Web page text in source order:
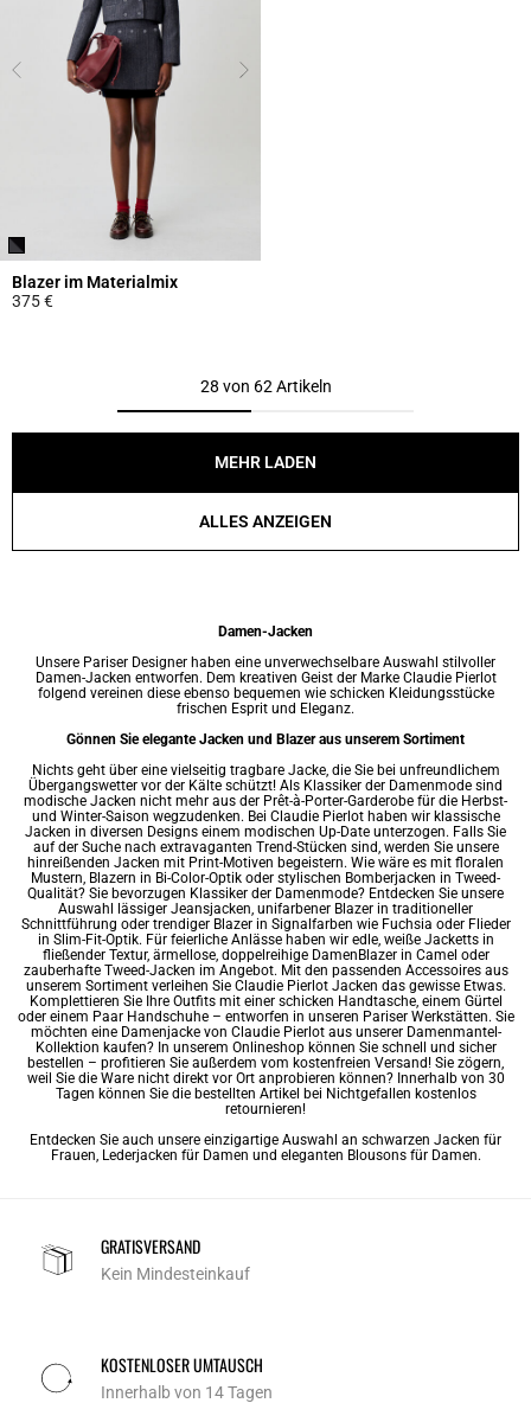
Blazer im Materialmix
375 €
28 von 62 Artikeln
MEHR LADEN
ALLES ANZEIGEN
Damen-Jacken
Unsere Pariser Designer haben eine unverwechselbare Auswahl stilvoller
Damen-Jacken entworfen. Dem kreativen Geist der Marke Claudie Pierlot
folgend vereinen diese ebenso bequemen wie schicken Kleidungsstücke
frischen Esprit und Eleganz.
Gönnen Sie elegante Jacken und Blazer aus unserem Sortiment
Nichts geht über eine vielseitig tragbare Jacke, die Sie bei unfreundlichem
Übergangswetter vor der Kälte schützt! Als Klassiker der Damenmode sind
modische Jacken nicht mehr aus der Prêt-à-Porter-Garderobe für die Herbst-
und Winter-Saison wegzudenken. Bei Claudie Pierlot haben wir klassische
Jacken in diversen Designs einem modischen Up-Date unterzogen. Falls Sie
auf der Suche nach extravaganten Trend-Stücken sind, werden Sie unsere
hinreißenden Jacken mit Print-Motiven begeistern. Wie wäre es mit floralen
Mustern, Blazern in Bi-Color-Optik oder stylischen Bomberjacken in Tweed-
Qualität? Sie bevorzugen Klassiker der Damenmode? Entdecken Sie unsere
Auswahl lässiger Jeansjacken , unifarbener Blazer in traditioneller
Schnittführung oder trendiger Blazer in Signalfarben wie Fuchsia oder Flieder
in Slim-Fit-Optik. Für feierliche Anlässe haben wir edle, weiße Jacketts in
fließender Textur, ärmellose, doppelreihige DamenBlazerin Camel oder
zauberhafte Tweed-Jacken im Angebot. Mit den passenden Accessoires aus
unserem Sortiment verleihen Sie Claudie Pierlot Jacken das gewisse Etwas.
Komplettieren Sie Ihre Outfits mit einer schicken Handtasche, einem Gürtel
oder einem Paar Handschuhe – entworfen in unseren Pariser Werkstätten. Sie
möchten eine Damenjacke von Claudie Pierlot aus unserer Damenmantel-
Kollektion kaufen? In unserem Onlineshop können Sie schnell und sicher
bestellen – profitieren Sie außerdem vom kostenfreien Versand! Sie zögern,
weil Sie die Ware nicht direkt vor Ort anprobieren können? Innerhalb von 30
Tagen können Sie die bestellten Artikel bei Nichtgefallen kostenlos
retournieren!
Entdecken Sie auch unsere einzigartige Auswahl an schwarzen Jacken für
Frauen Lederjacken für Damen und eleganten Blousons für Damen.
GRATISVERSAND
Kein Mindesteinkauf
KOSTENLOSER UMTAUSCH
Innerhalb von 14 Tagen